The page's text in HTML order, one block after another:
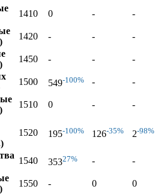
1410 0 -
-
1420 - -
-
1450 - -
-
1500 549-100% -
-
1510 0 -
-
1520 195-100% 126-35% 2-98%
1540 35327% -
-
1550 - 0
0